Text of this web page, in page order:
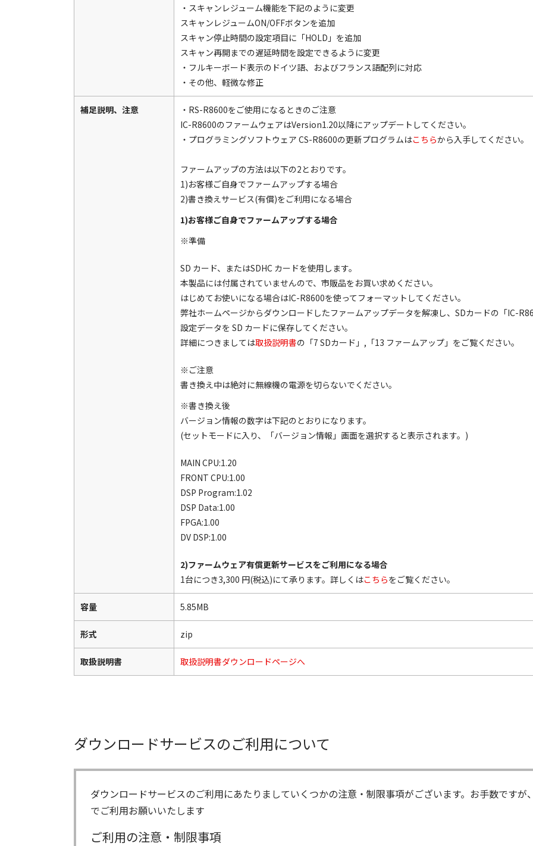
・スキャンレジューム機能を下記のように変更
スキャンレジュームON/OFFボタンを追加
スキャン停止時間の設定項目に「HOLD」を追加
スキャン再開までの遅延時間を設定できるように変更
・フルキーボード表示のドイツ語、およびフランス語配列に対応
・その他、軽微な修正
補足説明、注意
・RS-R8600をご使用になるときのご注意
IC-R8600のファームウェアはVersion1.20以降にアップデートしてください。
・プログラミングソフトウェア CS-R8600の更新プログラムはこちらから入手してください。
ファームアップの方法は以下の2とおりです。
1)お客様ご自身でファームアップする場合
2)書き換えサービス(有償)をご利用になる場合
1)お客様ご自身でファームアップする場合
※準備
SD カード、またはSDHC カードを使用します。
本製品には付属されていませんので、市販品をお買い求めください。
はじめてお使いになる場合はIC-R8600を使ってフォーマットしてください。
弊社ホームページからダウンロードしたファームアップデータを解凍し、SDカードの「IC-
設定データを SD カードに保存してください。
詳細につきましては取扱説明書の「7 SDカード」,「13 ファームアップ」をご覧ください。
※ご注意
書き換え中は絶対に無線機の電源を切らないでください。
※書き換え後
バージョン情報の数字は下記のとおりになります。
(セットモードに入り、「バージョン情報」画面を選択すると表示されます。)
MAIN CPU:1.20
FRONT CPU:1.00
DSP Program:1.02
DSP Data:1.00
FPGA:1.00
DV DSP:1.00
2)ファームウェア有償更新サービスをご利用になる場合
1台につき3,300 円(税込)にて承ります。詳しくはこちらをご覧ください。
容量 5.85MB
形式 zip
取扱説明書 取扱説明書ダウンロードページへ
ダウンロードサービスのご利用について
ダウンロードサービスのご利用にあたりましていくつかの注意・制限事項がございます。お手数です
でご利用お願いいたします
ご利用の注意・制限事項